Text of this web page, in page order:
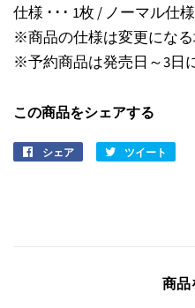
仕様 ･･･ 1枚 / ノーマル仕
※商品の仕様は変更になる
※予約商品は発売日～3日
この商品をシェアする
シェア ツイート
商品